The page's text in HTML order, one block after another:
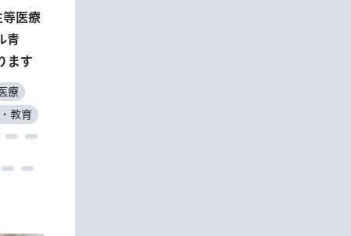
等医療
青
ます
療
教育
大
域
応援
職種
ジウ
療
装っ
に注